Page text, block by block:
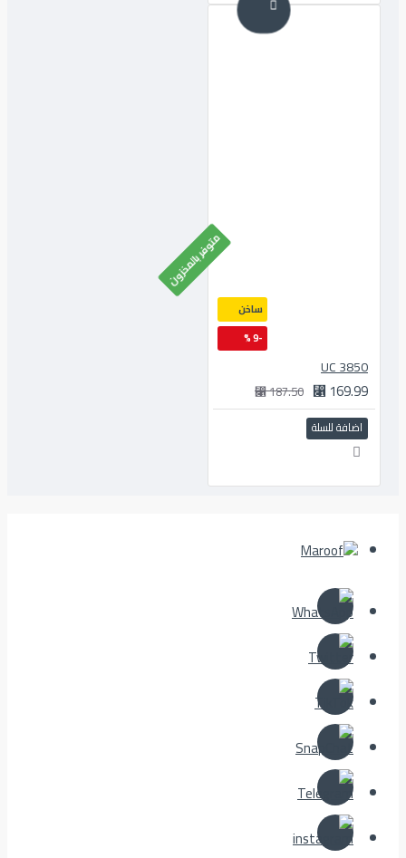
متوفر بالمخزون
169.99 ⃁
187.50 ⃁
اضافة للسلة